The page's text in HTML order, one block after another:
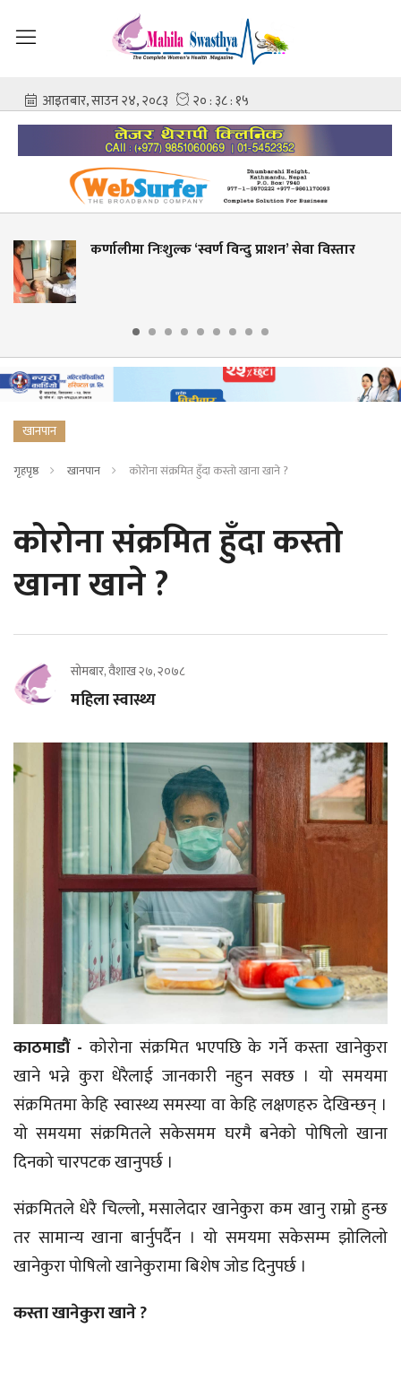
‘स्वर्ण विन्दु प्राशन’ सेवा विस्तार
शहीद
खानपान
गृहपृष्ठ खानपान कोरोना संक्रमित हुँदा कस्तो खाना खाने ?
कोरोना संक्रमित हुँदा कस्तो
खाना खाने ?
सोमबार, वैशाख २७, २०७८
महिला स्वास्थ्य
काठमाडौं - कोरोना संक्रमित भएपछि के गर्ने कस्ता खानेकुरा
खाने भन्ने कुरा धेरैलाई जानकारी नहुन सक्छ । यो समयमा
संक्रमितमा केहि स्वास्थ्य समस्या वा केहि लक्षणहरु देखिन्छन् ।
यो समयमा संक्रमितले सकेसमम घरमै बनेको पोषिलो खाना
दिनको चारपटक खानुपर्छ ।
संक्रमितले धेरै चिल्लो, मसालेदार खानेकुरा कम खानु राम्रो हुन्छ
तर सामान्य खाना बार्नुपर्दैन । यो समयमा सकेसम्म झोलिलो
खानेकुरा पोषिलो खानेकुरामा बिशेष जोड दिनुपर्छ ।
कस्ता खानेकुरा खाने ?